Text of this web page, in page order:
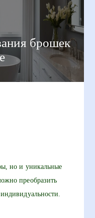
брошек
но и уникальные
преобразить